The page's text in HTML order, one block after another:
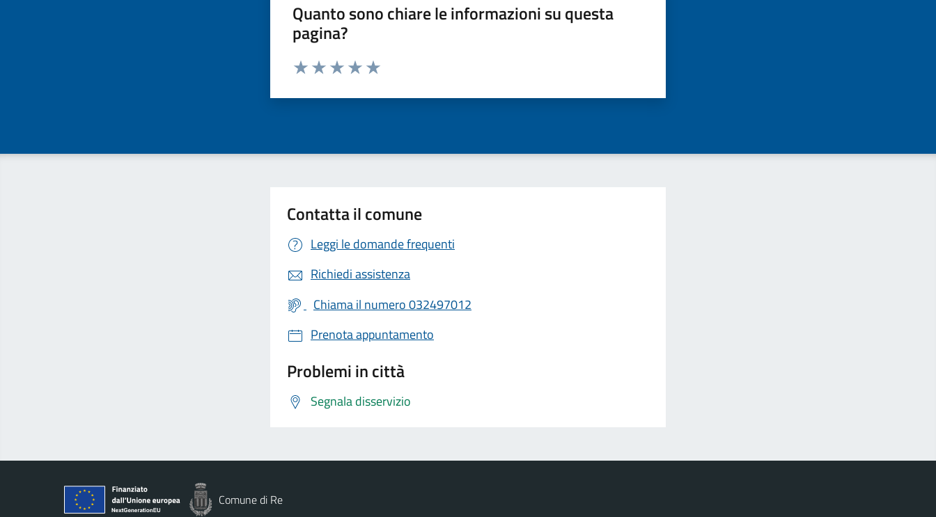
Quanto sono chiare le informazioni su questa
pagina?
Valuta da 1 a 5 stelle la pagina
Contatta il comune
Leggi le domande frequenti
Richiedi assistenza
Chiama il numero 032497012
Prenota appuntamento
Problemi in città
Segnala disservizio
Comune di Re